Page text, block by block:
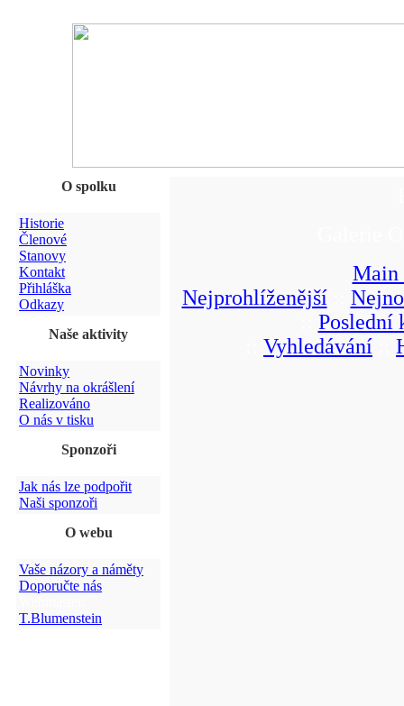
O spolku
Historie
Členové
Stanovy
Kontakt
Přihláška
Odkazy
Naše aktivity
Novinky
Návrhy na okrášlení
Realizováno
O nás v tisku
Sponzoři
Jak nás lze podpořit
Naši sponzoři
O webu
Vaše názory a náměty
Doporučte nás
T.Blumenstein
Main
Nejprohlíženější::
Poslední
Vyhledávání